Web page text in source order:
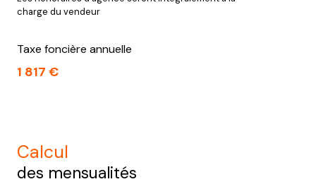
charge du vendeur
Taxe foncière annuelle
1 817 €
calcul
des mensualités